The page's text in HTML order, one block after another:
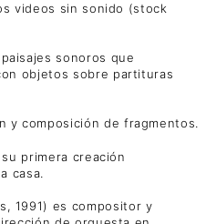
videos sin sonido (stock
sonoros que
objetos sobre partituras
y composición de fragmentos.
primera creación
casa.
1991) es compositor y